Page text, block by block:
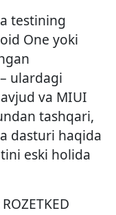
testining
One yoki
ulardagi
va MIUI
tashqari,
dasturi haqida
eski holida